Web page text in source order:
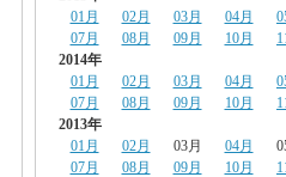
01月
02月 03月 04月
07月
08月 09月 10月
2014年
01月
02月 03月 04月
07月
08月 09月 10月
2013年
01月
02月 03月 04月
07月
08月 09月 10月